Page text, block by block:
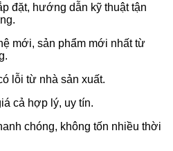
đặt, hướng dẫn kỹ thuật tận
mới, sản phẩm mới nhất từ
lỗi từ nhà sản xuất.
cả hợp lý, uy tín.
chóng, không tốn nhiều thời